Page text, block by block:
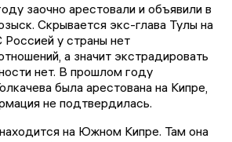
заочно арестовали и объявили в
Скрывается экс-глава Тулы на
у страны нет
а значит экстрадировать
нет. В прошлом году
была арестована на Кипре,
не подтвердилась.
на Южном Кипре. Там она